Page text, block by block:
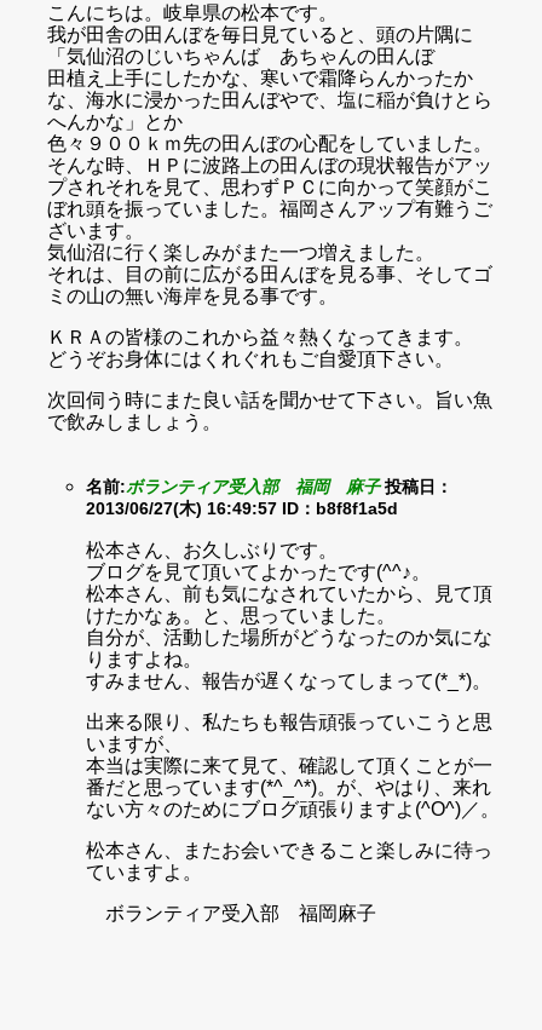
こんにちは。岐阜県の松本です。
我が田舎の田んぼを毎日見ていると、頭の片隅に
「気仙沼のじいちゃんば あちゃんの田んぼ
田植え上手にしたかな、寒いで霜降らんかったか
な、海水に浸かった田んぼやで、塩に稲が負けとら
へんかな」とか
色々９００ｋｍ先の田んぼの心配をしていました。
そんな時、ＨＰに波路上の田んぼの現状報告がアッ
プされそれを見て、思わずＰＣに向かって笑顔がこ
ぼれ頭を振っていました。福岡さんアップ有難うご
ざいます。
気仙沼に行く楽しみがまた一つ増えました。
それは、目の前に広がる田んぼを見る事、そしてゴ
ミの山の無い海岸を見る事です。
ＫＲＡの皆様のこれから益々熱くなってきます。
どうぞお身体にはくれぐれもご自愛頂下さい。
次回伺う時にまた良い話を聞かせて下さい。旨い魚
で飲みしましょう。
名前:ボランティア受入部 福岡 麻子 投稿日：
2013/06/27(木) 16:49:57 ID：b8f8f1a5d
松本さん、お久しぶりです。
ブログを見て頂いてよかったです(^^♪。
松本さん、前も気になされていたから、見て頂
けたかなぁ。と、思っていました。
自分が、活動した場所がどうなったのか気にな
りますよね。
すみません、報告が遅くなってしまって(*_*)。
出来る限り、私たちも報告頑張っていこうと思
いますが、
本当は実際に来て見て、確認して頂くことが一
番だと思っています(*^_^*)。が、やはり、来れ
ない方々のためにブログ頑張りますよ(^O^)／。
松本さん、またお会いできること楽しみに待っ
ていますよ。
ボランティア受入部 福岡麻子